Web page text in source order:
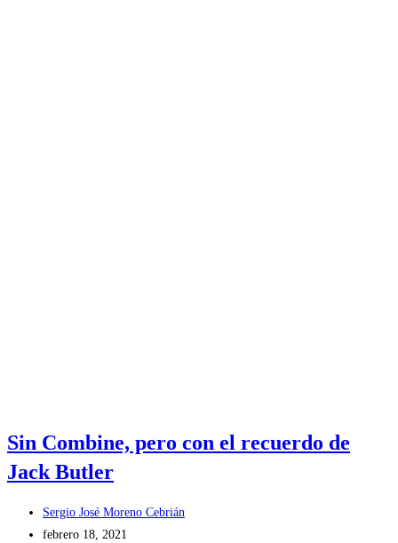
Sin Combine, pero con el recuerdo de
Jack Butler
Sergio José Moreno Cebrián
febrero 18, 2021